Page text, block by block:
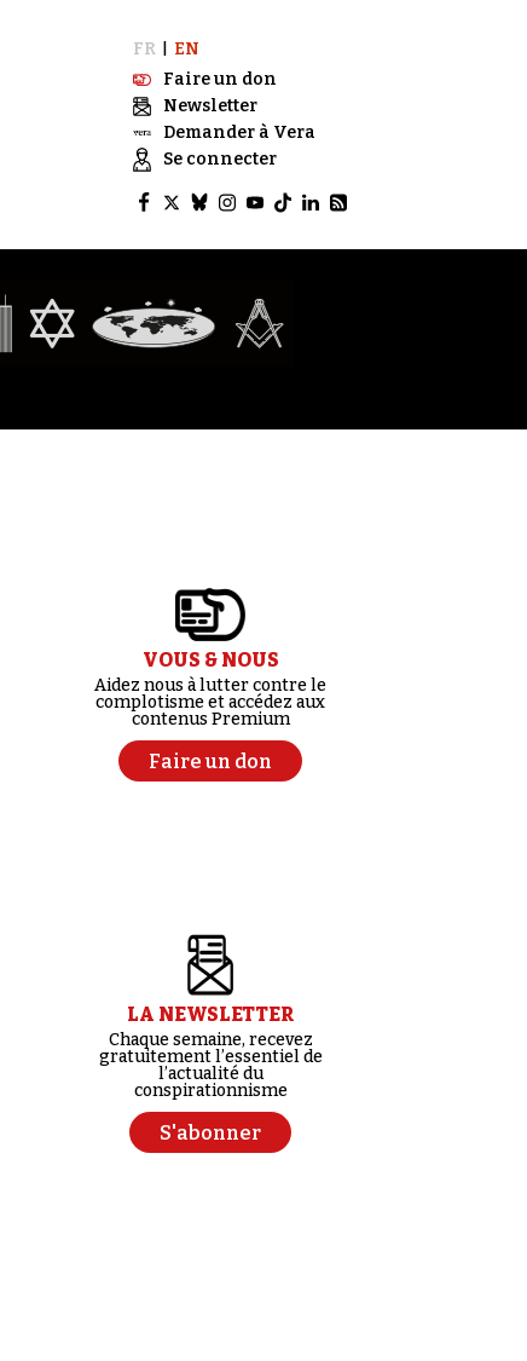
FR
EN
Faire un don
Newsletter
Demander à Vera
Se connecter
VOUS & NOUS
Aidez nous à lutter contre le
complotisme et accédez aux
contenus Premium
Faire un don
LA NEWSLETTER
Chaque semaine, recevez
gratuitement l’essentiel de
l’actualité du
conspirationnisme
S'abonner